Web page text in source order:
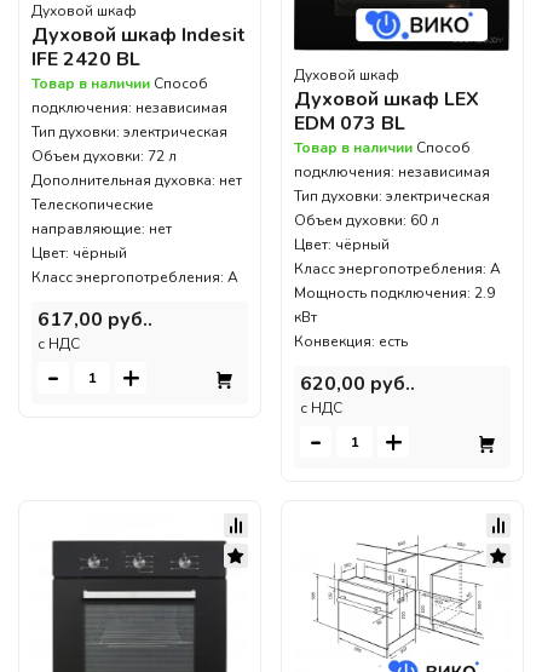
Духовой шкаф
Духовой шкаф Indesit
IFE 2420 BL
Товар в наличии Способ
подключения: независимая
Тип духовки: электрическая
Объем духовки: 72 л
Дополнительная духовка: нет
Телескопические
направляющие: нет
Цвет: чёрный
Класс энергопотребления: A
617,00 руб..
c НДС
- +
Духовой шкаф
Духовой шкаф LEX
EDM 073 BL
Товар в наличии Способ
подключения: независимая
Тип духовки: электрическая
Объем духовки: 60 л
Цвет: чёрный
Класс энергопотребления: A
Мощность подключения: 2.9
кВт
Конвекция: есть
620,00 руб..
c НДС
- +